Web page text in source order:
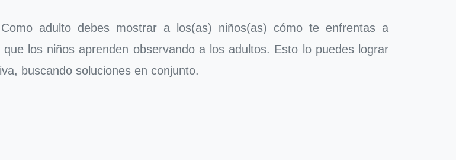
adulto debes mostrar a los(as) niños(as) cómo te enfrentas a
los niños aprenden observando a los adultos. Esto lo puedes lograr
buscando soluciones en conjunto.